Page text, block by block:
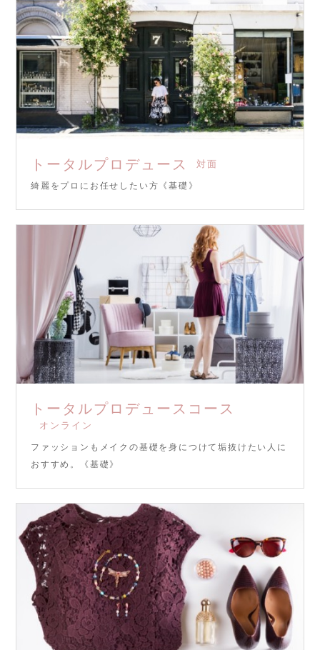
トータルプロデュース 対面
綺麗をプロにお任せしたい方《基礎》
トータルプロデュースコース
オンライン
ファッションもメイクの基礎を身につけて垢抜けたい人に
おすすめ。《基礎》